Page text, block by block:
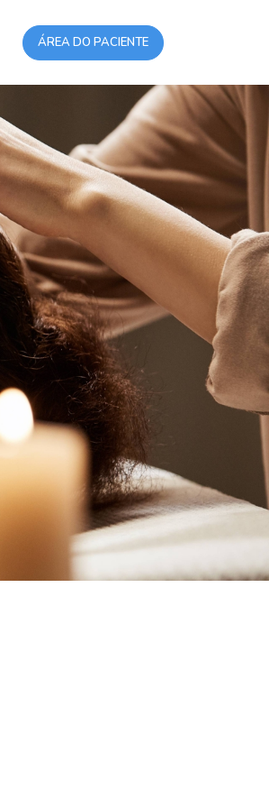
ÁREA DO PACIENTE